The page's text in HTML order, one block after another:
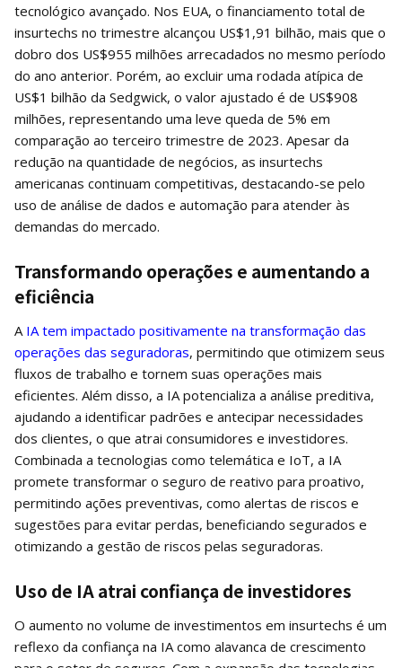
tecnológico avançado. Nos EUA, o financiamento total de
insurtechs no trimestre alcançou US$1,91 bilhão, mais que o
dobro dos US$955 milhões arrecadados no mesmo período
do ano anterior. Porém, ao excluir uma rodada atípica de
US$1 bilhão da Sedgwick, o valor ajustado é de US$908
milhões, representando uma leve queda de 5% em
comparação ao terceiro trimestre de 2023. Apesar da
redução na quantidade de negócios, as insurtechs
americanas continuam competitivas, destacando-se pelo
uso de análise de dados e automação para atender às
demandas do mercado.
Transformando operações e aumentando a
eficiência
A IA tem impactado positivamente na transformação das
operações das seguradoras, permitindo que otimizem seus
fluxos de trabalho e tornem suas operações mais
eficientes. Além disso, a IA potencializa a análise preditiva,
ajudando a identificar padrões e antecipar necessidades
dos clientes, o que atrai consumidores e investidores.
Combinada a tecnologias como telemática e IoT, a IA
promete transformar o seguro de reativo para proativo,
permitindo ações preventivas, como alertas de riscos e
sugestões para evitar perdas, beneficiando segurados e
otimizando a gestão de riscos pelas seguradoras.
Uso de IA atrai confiança de investidores
O aumento no volume de investimentos em insurtechs é um
reflexo da confiança na IA como alavanca de crescimento